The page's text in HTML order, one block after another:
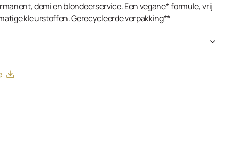
demi en blondeerservice. Een vegane* formule, vrij
kleurstoffen. Gerecycleerde verpakking**
Soy Protein, Panthenol, Dimethiconol,
PPG-10/1 Dimethicone, Cetrimonium Chloride, Parfum